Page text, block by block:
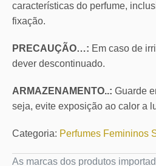
características do perfume,
fixação.
PRECAUÇÃO…: Em caso de
dever descontinuado.
ARMAZENAMENTO..: Guarde
seja, evite exposição ao calor a
Categoria: Perfumes Femininos
As marcas dos produtos